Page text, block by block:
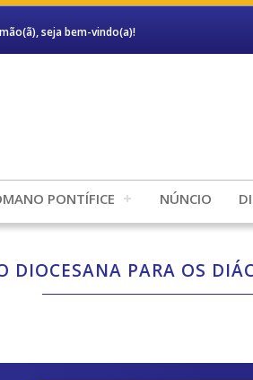
seja bem-vindo(a)!
PONTÍFICE NÚNCIO
DIOCESANA PARA OS